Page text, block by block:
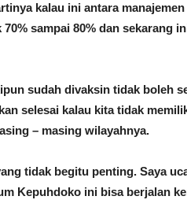
kalau ini antara
sampai 80% dan sekarang
sudah divaksin tidak boleh
selesai kalau kita tidak
– masing wilayahnya.
tidak begitu penting. Saya
Kepuhdoko ini bisa berjalan